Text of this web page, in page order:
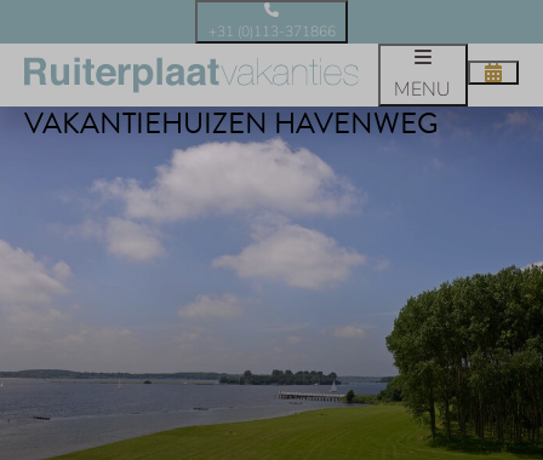
+31 (0)113-371866
MENU
VAKANTIEHUIZEN HAVENWEG